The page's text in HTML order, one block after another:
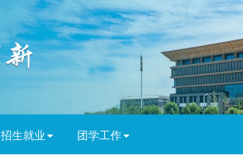
招生就业 团学工作